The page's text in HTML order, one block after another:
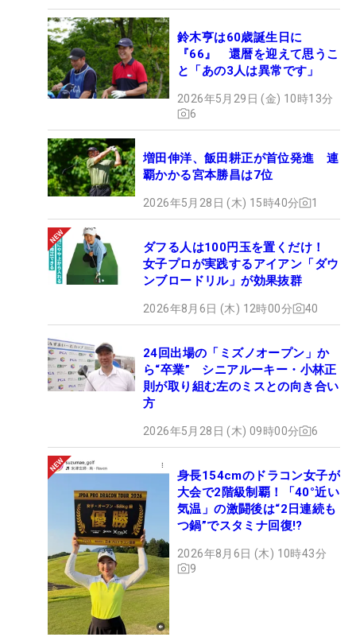
鈴木亨は60歳誕生日に
『66』 還暦を迎えて思うこ
と「あの3人は異常です」
2026年5月29日 (金) 10時13分
6
増田伸洋、飯田耕正が首位発進 連
覇かかる宮本勝昌は7位
2026年5月28日 (木) 15時40分 1
ダフる人は100円玉を置くだけ！
女子プロが実践するアイアン「ダウ
ンブロードリル」が効果抜群
2026年8月6日 (木) 12時00分 40
24回出場の「ミズノオープン」か
ら“卒業” シニアルーキー・小林正
則が取り組む左のミスとの向き合い
方
2026年5月28日 (木) 09時00分 6
身長154cmのドラコン女子が
大会で2階級制覇！「40°近い
気温」の激闘後は“2日連続も
つ鍋”でスタミナ回復!?
2026年8月6日 (木) 10時43分
9